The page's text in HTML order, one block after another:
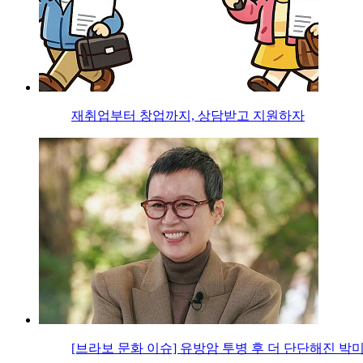
재취업부터 창업까지, 상담받고 지원하자
[브라보 문화 이슈] 유방암 투병 후 더 단단해진 박